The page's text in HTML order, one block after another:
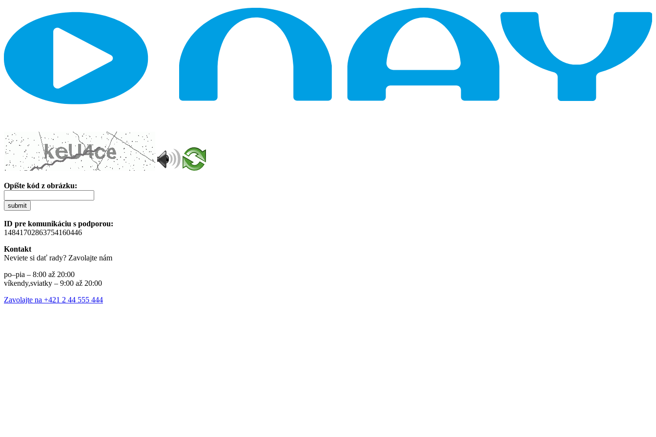
Opíšte kód z obrázku:
submit
ID pre komunikáciu s podporou:
14841702863754160446
Kontakt
Neviete si dať rady? Zavolajte nám
po–pia – 8:00 až 20:00
víkendy,sviatky – 9:00 až 20:00
Zavolajte na +421 2 44 555 444